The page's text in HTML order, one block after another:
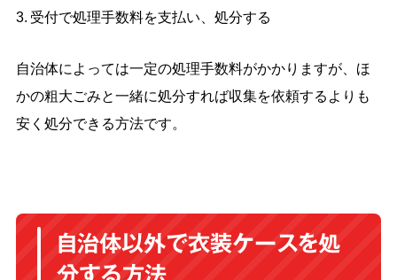
受付で処理手数料を支払い、処分する
自治体によっては一定の処理手数料がかかりますが、ほ
かの粗大ごみと一緒に処分すれば収集を依頼するよりも
安く処分できる方法です。
自治体以外で衣装ケースを処
分する方法